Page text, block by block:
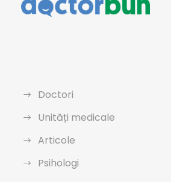
Doctori
Unități medicale
Articole
Psihologi